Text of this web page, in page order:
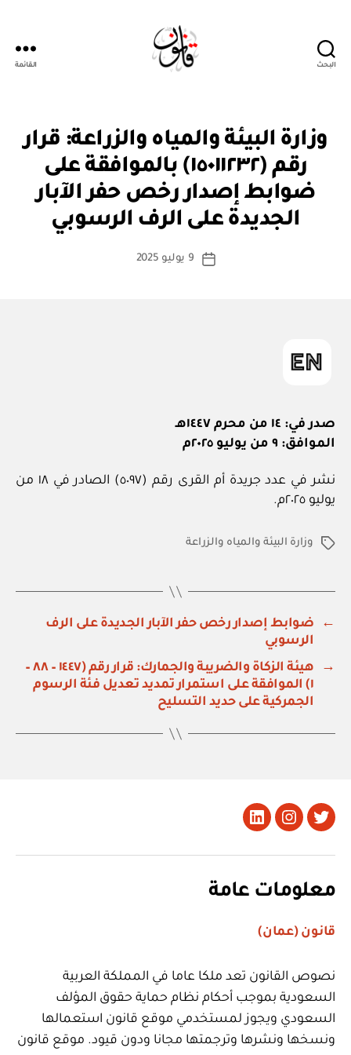
البحث القائمة
التصنيفات
وزارة البيئة والمياه والزراعة: قرار
رقم (١٥٠١١٢٣٢) بالموافقة على
ضوابط إصدار رخص حفر الآبار
الجديدة على الرف الرسوبي
كاتب
بو
س
ة
تاريخ
9 يوليو 2025
صدر في: ١٤ من محرم ١٤٤٧هـ
الموافق: ٩ من يوليو ٢٠٢٥م
نشر في عدد جريدة أم القرى رقم (٥٠٩٧) الصادر في ١٨ من
يوليو ٢٠٢٥م.
الوسوموزارة البيئة والمياه والزراعة
←
ضوابط إصدار رخص حفر الآبار الجديدة على الرف
الرسوبي
→
هيئة الزكاة والضريبة والجمارك: قرار رقم (١٤٤٧ – ٨٨ –
١) الموافقة على استمرار تمديد تعديل فئة الرسوم
الجمركية على حديد التسليح
تويتر Instagram
LinkedIn
معلومات عامة
قانون (عمان)
نصوص القانون تعد ملكا عاما في المملكة العربية
السعودية بموجب أحكام نظام حماية حقوق المؤلف
السعودي ويجوز لمستخدمي موقع قانون استعمالها
ونسخها ونشرها وترجمتها مجانا ودون قيود. موقع قانون